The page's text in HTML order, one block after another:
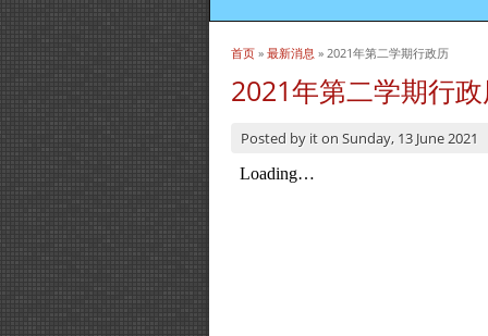
当前位置
首页 » 最新消息 » 2021年第二学期行政历
2021年第二学期行
Posted by iton Sunday, 13 June 2021